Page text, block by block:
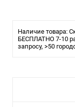
Наличие товара:
БЕСПЛАТНО 7-10
запросу, >50